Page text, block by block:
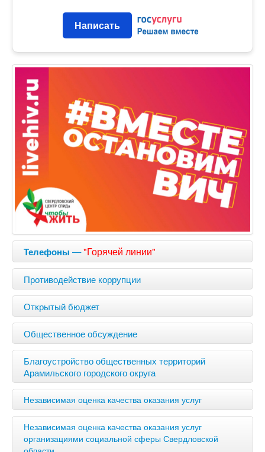
Написать
Телефоны —"Горячей линии"
Противодействие коррупции
Открытый бюджет
Общественное обсуждение
Благоустройство общественных территорий
Арамильского городского округа
Независимая оценка качества оказания услуг
Независимая оценка качества оказания услуг
организациями социальной сферы Свердловской